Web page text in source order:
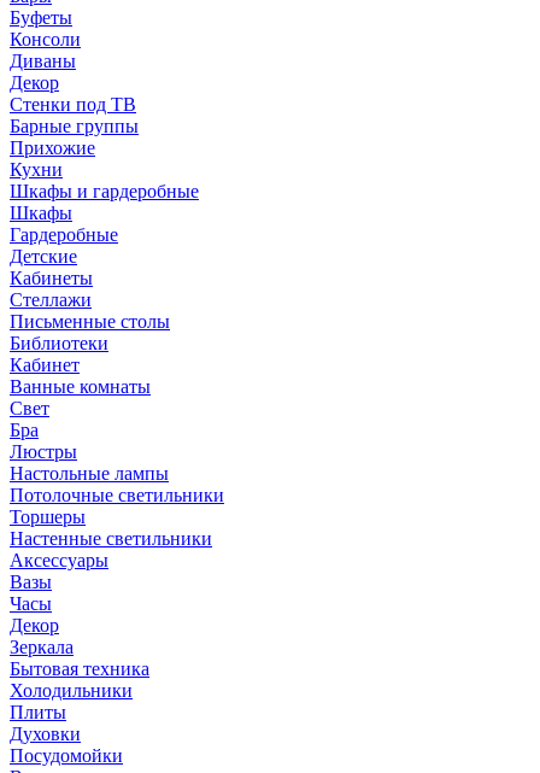
Буфеты
Консоли
Диваны
Декор
Стенки под ТВ
Барные группы
Прихожие
Кухни
Шкафы и гардеробные
Шкафы
Гардеробные
Детские
Кабинеты
Стеллажи
Письменные столы
Библиотеки
Кабинет
Ванные комнаты
Свет
Бра
Люстры
Настольные лампы
Потолочные светильники
Торшеры
Настенные светильники
Аксессуары
Вазы
Часы
Декор
Зеркала
Бытовая техника
Холодильники
Плиты
Духовки
Посудомойки